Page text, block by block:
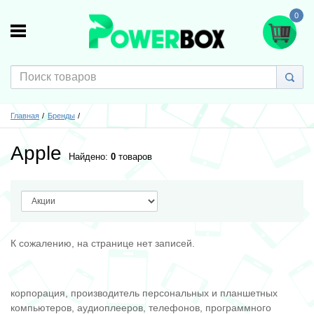
0
Главная Бренды
Apple Найдено: 0 товаров
К сожалению, на странице нет записей.
корпорация, производитель персональных и планшетных
компьютеров, аудиоплееров, телефонов, программного